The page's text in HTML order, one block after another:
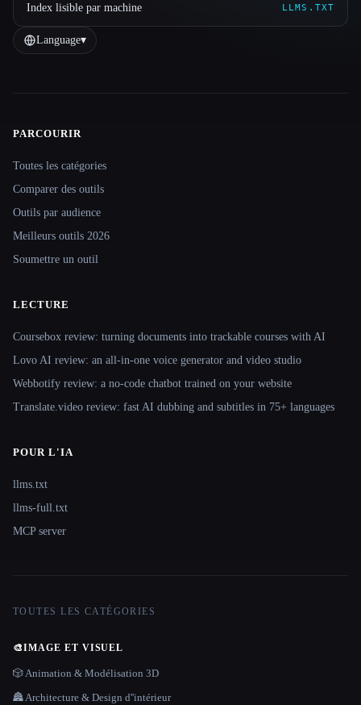
Index lisible par machine LLMS.TXT
Language▾
Site navigation
PARCOURIR
Toutes les catégories
Comparer des outils
Outils par audience
Meilleurs outils 2026
Soumettre un outil
LECTURE
Coursebox review: turning documents into trackable courses with AI
Lovo AI review: an all-in-one voice generator and video studio
Webbotify review: a no-code chatbot trained on your website
Translate.video review: fast AI dubbing and subtitles in 75+ languages
POUR L'IA
llms.txt
llms-full.txt
MCP server
TOUTES LES CATÉGORIES
🎨IMAGE ET VISUEL
🎲 Animation & Modélisation 3D
🏯 Architecture & Design d''intérieur